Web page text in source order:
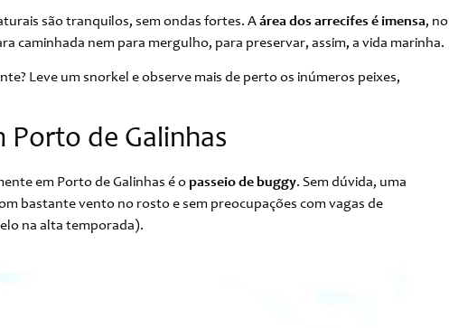
são tranquilos, sem ondas fortes. Aárea dos arrecifes é imensa, no
caminhada nem para mergulho, para preservar, assim, a vida marinha.
Leve um snorkel e observe mais de perto os inúmeros peixes,
Porto de Galinhas
em Porto de Galinhas é opasseio de buggy. Sem dúvida, uma
bastante vento no rosto e sem preocupações com vagas de
na alta temporada).